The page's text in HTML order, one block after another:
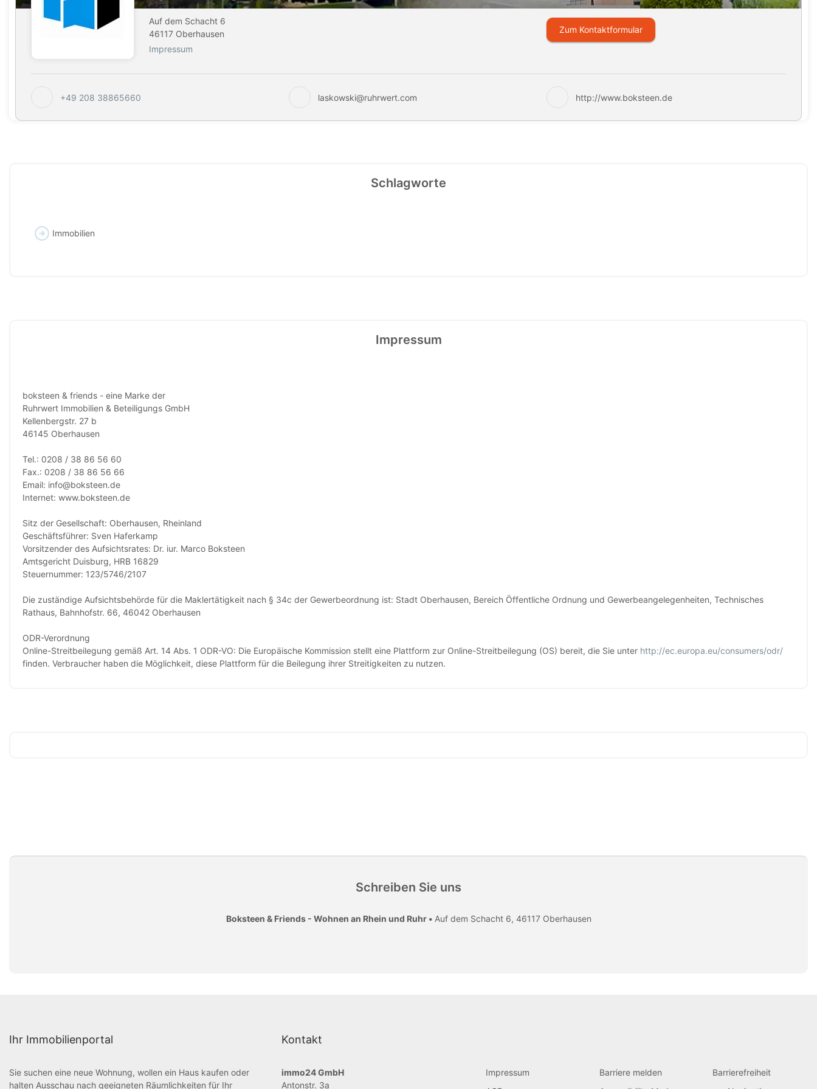
Auf dem Schacht 6
46117 Oberhausen
Impressum
Zum Kontaktformular
+49 208 38865660 laskowski@ruhrwert.com http://www.boksteen.de
Schlagworte
Immobilien
Impressum
boksteen & friends - eine Marke der
Ruhrwert Immobilien & Beteiligungs GmbH
Kellenbergstr. 27 b
46145 Oberhausen
Tel.: 0208 / 38 86 56 60
Fax.: 0208 / 38 86 56 66
Email: info@boksteen.de
Internet: www.boksteen.de
Sitz der Gesellschaft: Oberhausen, Rheinland
Geschäftsführer: Sven Haferkamp
Vorsitzender des Aufsichtsrates: Dr. iur. Marco Boksteen
Amtsgericht Duisburg, HRB 16829
Steuernummer: 123/5746/2107
Die zuständige Aufsichtsbehörde für die Maklertätigkeit nach § 34c der Gewerbeordnung ist: Stadt Oberhausen, Bereich Öffentliche Ordnung und Gewerbeangelegenheiten, Technisches
Rathaus, Bahnhofstr. 66, 46042 Oberhausen
ODR-Verordnung
Online-Streitbeilegung gemäß Art. 14 Abs. 1 ODR-VO: Die Europäische Kommission stellt eine Plattform zur Online-Streitbeilegung (OS) bereit, die Sie unter http://ec.europa.eu/consumers/odr/
finden. Verbraucher haben die Möglichkeit, diese Plattform für die Beilegung ihrer Streitigkeiten zu nutzen.
Schreiben Sie uns
Boksteen & Friends - Wohnen an Rhein und Ruhr • Auf dem Schacht 6, 46117 Oberhausen
Ihr Immobilienportal
Sie suchen eine neue Wohnung, wollen ein Haus kaufen oder
halten Ausschau nach geeigneten Räumlichkeiten für Ihr
Kontakt
immo24 GmbH
Antonstr. 3a
Impressum
Barriere melden
Barrierefreiheit